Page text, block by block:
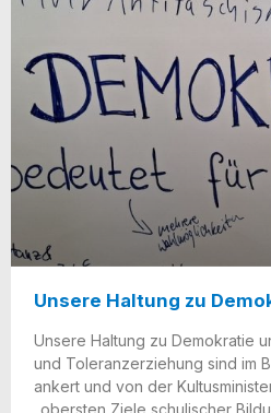
Unsere Haltung zu
Unse­re Hal­tung zu Demo­kra­tie
und Tole­ranz­er­zie­hung sind im
an­kert und von der
„obers­ten Zie­le schu­li­scher